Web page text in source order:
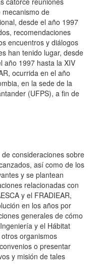
de
desde el año 1997
recomendaciones
encuentros y diálogos
han tenido lugar, desde
año 1997 hasta la XIV
ocurrida en el año
en la sede de la
(UFPS), a fin de
consideraciones sobre
así como de los
y se plantean
relacionadas con
y el FRADIEAR,
en los años por
generales de cómo
y el Hábitat
organismos
o presentar
y misión de tales